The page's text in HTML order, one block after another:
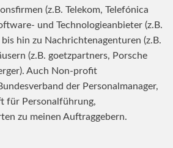
(z.B. Telekom, Telefónica
und Technologieanbieter (z.B.
bis hin zu Nachrichtenagenturen (z.B.
(z.B. goetzpartners, Porsche
Auch Non-profit
der Personalmanager,
für Personalführung,
zu meinen Auftraggebern.